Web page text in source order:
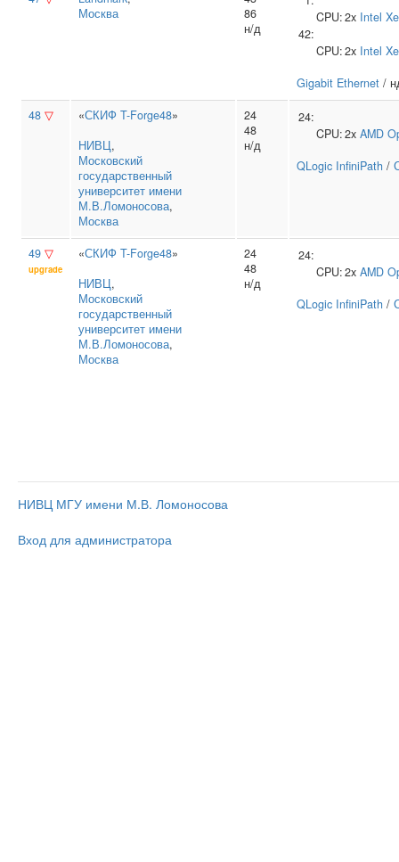
Москва
86
н/д
CPU:2x Intel
42:
CPU:2x Intel
Gigabit Ethernet /
48 ▽ «СКИФ T-Forge48»
НИВЦ,
Московский
государственный
университет имени
М.В.Ломоносова,
Москва
24
48
н/д
24:
CPU:2x AMD
QLogic InfiniPath /
49 ▽
upgrade
«СКИФ T-Forge48»
НИВЦ,
Московский
государственный
университет имени
М.В.Ломоносова,
Москва
24
48
н/д
24:
CPU:2x AMD
QLogic InfiniPath /
НИВЦ МГУ имени М.В. Ломоносова
Вход для администратора